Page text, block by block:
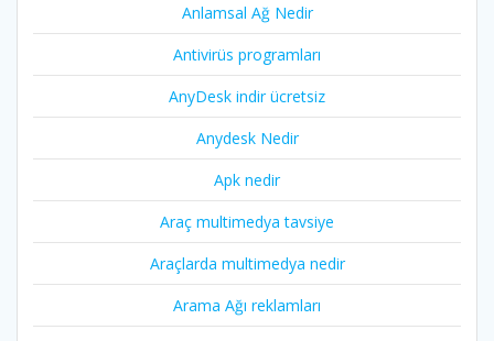
Anlamsal Ağ Nedir
Antivirüs programları
AnyDesk indir ücretsiz
Anydesk Nedir
Apk nedir
Araç multimedya tavsiye
Araçlarda multimedya nedir
Arama Ağı reklamları